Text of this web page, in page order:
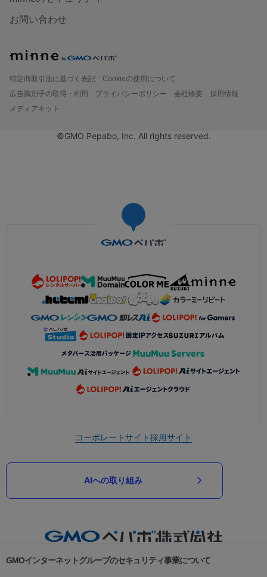
お問い合わせ
特定商取引法に基づく表記
Cookieの使用について
広告識別子の取得・利用
プライバシーポリシー 会社概要
採用情報
メディアキット
©GMO Pepabo, Inc. All rights reserved.
コーポレートサイト採用サイト
AIへの取り組み
GMOインターネットグループのセキュリティ事業について